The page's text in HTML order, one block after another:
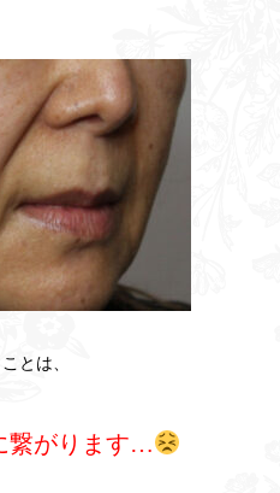
とは、
繋がります…